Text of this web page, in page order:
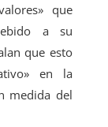
que
a su
que esto
en la
medida del